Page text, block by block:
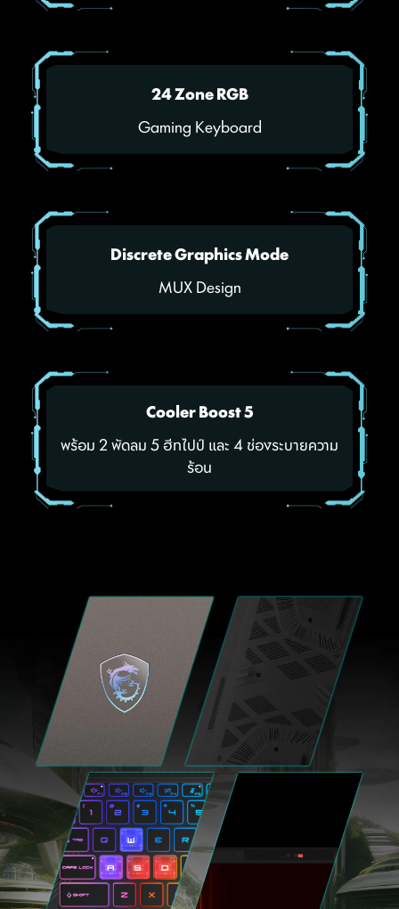
24 Zone RGB
Gaming Keyboard
Discrete Graphics Mode
MUX Design
Cooler Boost 5
พร้อม 2 พัดลม 5 ฮีทไปป์ และ 4 ช่องระบายความ
ร้อน